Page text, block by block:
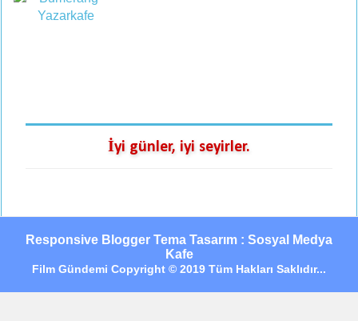
İyi günler, iyi seyirler.
Responsive Blogger Tema Tasarım : Sosyal Medya
Kafe
Film Gündemi Copyright © 2019 Tüm Hakları Saklıdır...